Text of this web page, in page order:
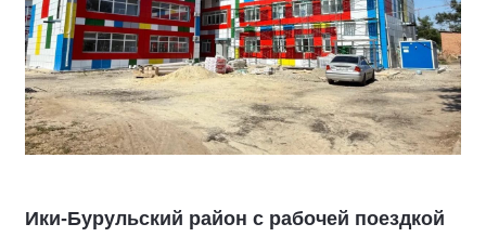
Ики‑Бурульский район с рабочей поездкой